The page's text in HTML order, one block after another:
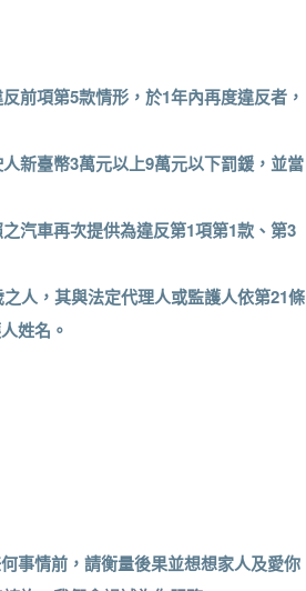
前項第5款情形，於1年內再度違反者，
新臺幣3萬元以上9萬元以下罰鍰，並當
汽車再次提供為違反第1項第1款、第3
人，其與法定代理人或監護人依第21條
姓名。
事情前，請衡量後果並想想家人及愛你